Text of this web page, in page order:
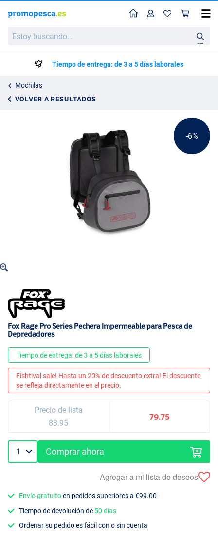
buscando…
en
Perfil
Tiempo de entrega: de 3 a 5 días laborales
Mochilas
VOLVER A RESULTADOS
Fox Rage Pro Series Pechera Impermeable para Pesca de Depredadores
83.95
-6%
Fox Rage Pro Series Pechera Impermeable para Pesca de
Depredadores
Tiempo de entrega: de 3 a 5 días laborales
Fishtival sale! Hasta un 20% de descuento extra! El descuento
se refleja directamente en el precio.
Precio de lista
83.95
79.75
Comprar ahora
Agregar a mi lista de deseos
Envío gratuitoen pedidos superiores a €99.00
Tiempo de devolución de 50 días
Ordenar su pedido es fácil con o sin cuenta